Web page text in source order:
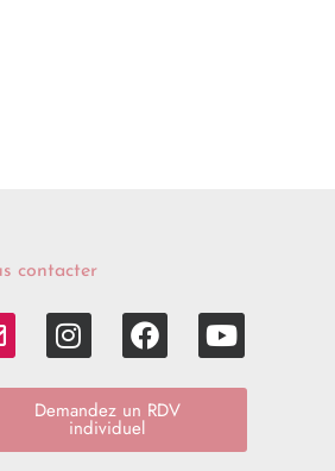
contacter
Demandez un RDV
individuel